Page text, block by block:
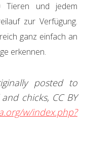
Tieren und jedem
zur Verfügung.
ganz einfach an
erkennen.
posted to
chicks, CC BY
w/index.php?